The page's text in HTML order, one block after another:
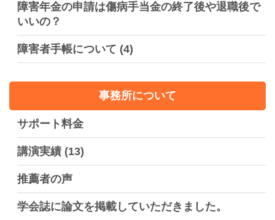
障害年金の申請は傷病手当金の終了後や退職後で
いいの？
障害者手帳について (4)
事務所について
サポート料金
講演実績 (13)
推薦者の声
学会誌に論文を掲載していただきました。